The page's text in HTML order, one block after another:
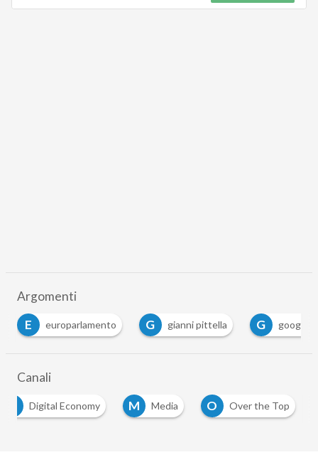
Argomenti
E
europarlamento G gianni pittella G google
Canali
Digital Economy M Media O Over the Top